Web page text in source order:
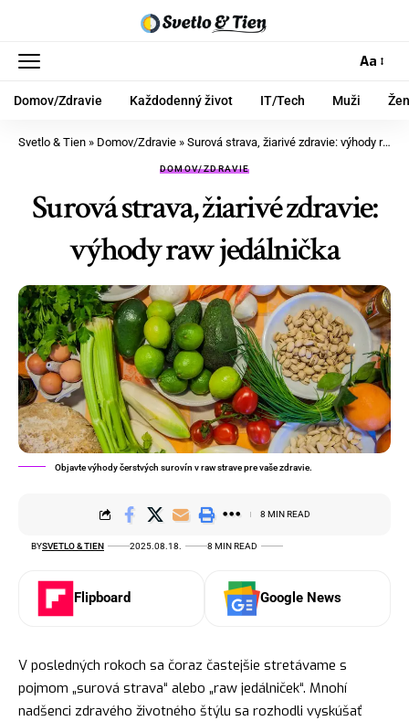
Aa
Domov/Zdravie Každodenný život IT/Tech Muži
Svetlo & Tien » Domov/Zdravie » Surová strava, žiarivé zdravie: výhody raw jedálnička
DOMOV/ZDRAVIE
Surová strava, žiarivé zdravie:
výhody raw jedálnička
Objavte výhody čerstvých surovín v raw strave pre vaše zdravie.
BYSVETLO & TIEN 2025.08.18. 8 MIN READ
8 MIN READ
Flipboard Google News
V posledných rokoch sa čoraz častejšie stretávame s
pojmom „surová strava“ alebo „raw jedálniček“. Mnohí
nadšenci zdravého životného štýlu sa rozhodli vyskúšať